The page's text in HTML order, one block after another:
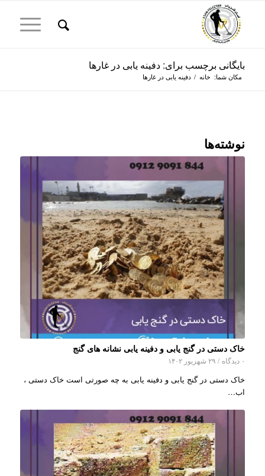
بایگانی برچسب برای: دفینه یابی در غارها
مکان شما: خانه / دفینه یابی در غارها
نوشته‌ها
خاک دستی در گنج یابی و دفینه یابی نشانه های گنج
۰ دیدگاه / ۲۹ شهریور ۱۴۰۲
خاک دستی در گنج یابی و دفینه یابی به چه صورتی است خاک دستی ،
اب…